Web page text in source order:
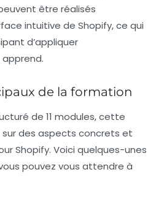
être réalisés
intuitive de Shopify, ce qui
d’appliquer
de la formation
de 11 modules, cette
des aspects concrets et
Shopify. Voici quelques-unes
pouvez vous attendre à